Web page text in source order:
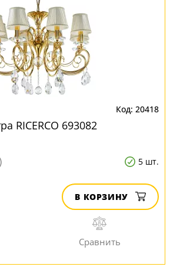
20418
RICERCO 693082
5 шт.
В КОРЗИНУ